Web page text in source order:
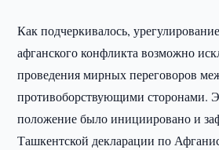
Как подчеркивалось,
афганского конфликта возможно
проведения мирных переговоров
противоборствующими сторонами.
положение было инициировано и
Ташкентской декларации по